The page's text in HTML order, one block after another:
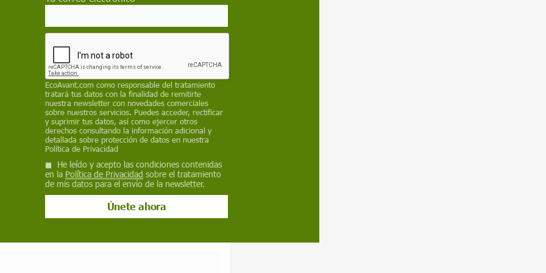
animal que siempre denunciamos, no
atenciones sanitarias, totalmente
de los ayuntamientos, las
comunidades autónomas que fomentan
fondos públicos de los que nadie habla
supuestamente genera el mundo del toro",
como fuente preferida de Google
forma gratuita.
ACTIVAR AHORA
EcoAvant.com como responsable del tratamiento
tratará tus datos con la finalidad de remitirte
nuestra newsletter con novedades comerciales
sobre nuestros servicios. Puedes acceder, rectificar
y suprimir tus datos, así como ejercer otros
derechos consultando la información adicional y
detallada sobre protección de datos en nuestra
Política de Privacidad
He leído y acepto las condiciones contenidas
en la Política de Privacidad sobre el tratamiento
de mis datos para el envío de la newsletter.